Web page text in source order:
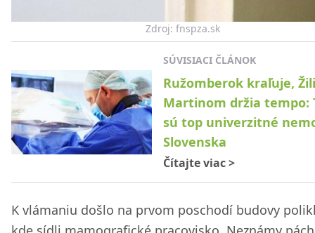
Zdroj: fnspza.sk
SÚVISIACI ČLÁNOK
Ružomberok kraľuje,
Martinom držia tempo:
sú top univerzitné
Slovenska
Čítajte viac>
K vlámaniu došlo na prvom poschodí budovy